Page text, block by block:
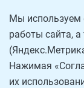
Мы используем
работы сайта,
Нажимая
их